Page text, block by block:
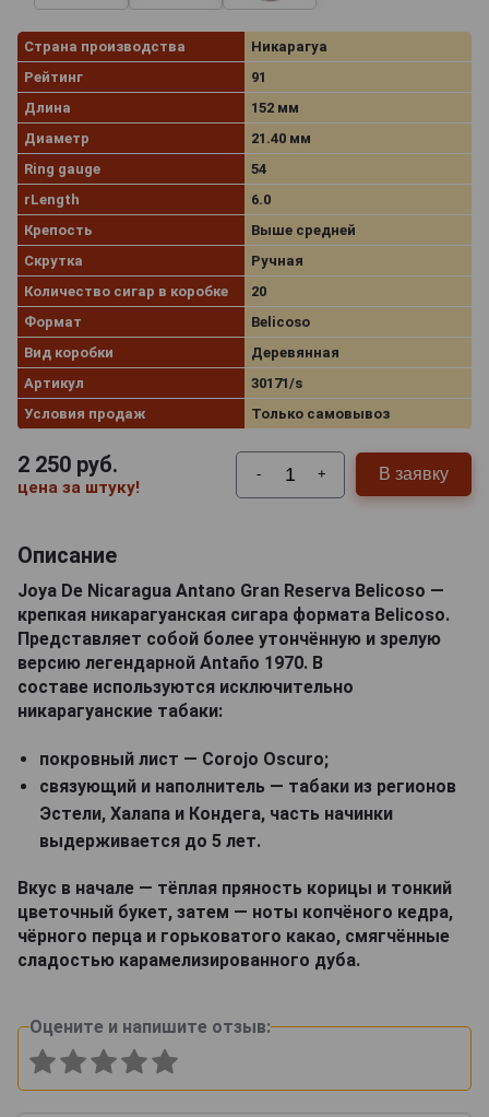
Страна производства
Никарагуа
Рейтинг
91
Длина
152 мм
Диаметр
21.40 мм
Ring gauge
54
rLength
6.0
Крепость
Выше средней
Скрутка
Ручная
Количество сигар в коробке
20
Формат
Belicoso
Вид коробки
Деревянная
Артикул
30171/s
Условия продаж
Только самовывоз
2 250 руб.
цена за штуку!
- + В заявку
Описание
Joya De Nicaragua Antano Gran Reserva Belicoso —
крепкая никарагуанская сигара формата Belicoso.
Представляет собой более утончённую и зрелую
версию легендарной Antaño 1970. В
составе используются исключительно
никарагуанские табаки:
покровный лист — Corojo Oscuro;
связующий и наполнитель — табаки из регионов
Эстели, Халапа и Кондега, часть начинки
выдерживается до 5 лет.
Вкус в начале — тёплая пряность корицы и тонкий
цветочный букет, затем — ноты копчёного кедра,
чёрного перца и горьковатого какао, смягчённые
сладостью карамелизированного дуба.
Оцените и напишите отзыв: